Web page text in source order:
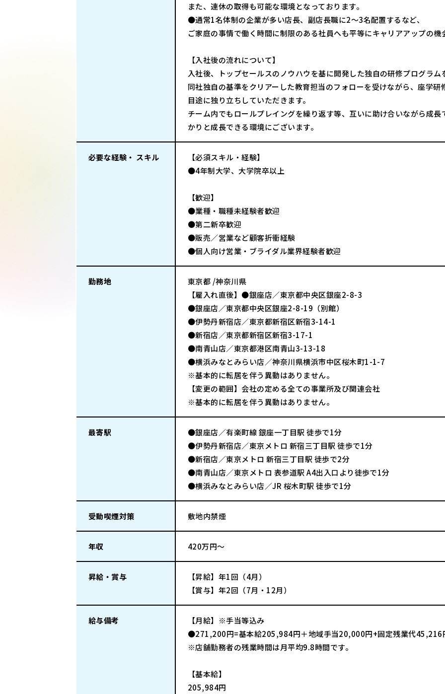
また、連休の取得も可能な環境となっております。
●通常1名体制の企業が多い店長、副店長職に2～3名配置するなど、
ご家庭の事情で働く時間に制限のある社員へも平等にキャリアアップの
【入社後の流れについて】
入社後、トップセールスのノウハウを基に開発した独自の研修プログラム
同社独自の基準をクリアーした教育担当のフォローを受けながら、座学
目途に独り立ちしていただきます。
チーム内でもロールプレイングを繰り返す等、互いに助け合いながら成
かりと成長できる環境にございます。
必要な経験・ スキル
【必須スキル・経験】
●4年制大学、大学院卒以上
【歓迎】
●業種・職種未経験者歓迎
●第二新卒歓迎
●販売／営業など顧客折衝経験
●個人向け営業・ブライダル業界経験者歓迎
勤務地
東京都 /神奈川県
【雇入れ直後】●銀座店／東京都中央区銀座2-8-3
●銀座店／東京都中央区銀座2-8-19（別館）
●伊勢丹新宿店／東京都新宿区新宿3-14-1
●新宿店／東京都新宿区新宿3-17-1
●南青山店／東京都港区南青山3-13-18
●横浜みなとみらい店／神奈川県横浜市中区桜木町1-1-7
※基本的に転居を伴う異動はありません。
【変更の範囲】会社の定める全ての事業所及び関連会社
※基本的に転居を伴う異動はありません。
最寄駅
●銀座店／有楽町線 銀座一丁目駅 徒歩で1分
●伊勢丹新宿店／東京メトロ 新宿三丁目駅 徒歩で1分
●新宿店／東京メトロ 新宿三丁目駅 徒歩で2分
●南青山店／東京メトロ 表参道駅 A4出入口より徒歩で1分
●横浜みなとみらい店／JR 桜木町駅 徒歩で1分
受動喫煙対策 敷地内禁煙
年収 420万円～
昇給・賞与
【昇給】年1回（4月）
【賞与】年2回（7月・12月）
給与備考
【月給】※手当等込み
●271,200円=基本給205,984円＋地域手当20,000円+固定残業代45,216
※店舗勤務者の残業時間は月平均9.8時間です。
【基本給】
205,984円